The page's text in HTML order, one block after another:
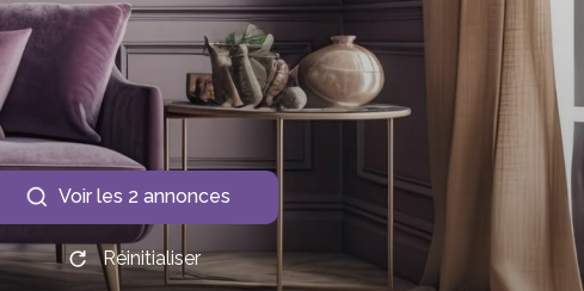
Voir les 2 annonces
Réinitialiser